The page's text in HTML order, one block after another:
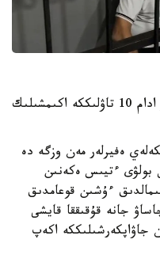
اتالعان قۇقىق بۇزۋشىلىق ءۇشىن ەر ادام 10 تاۋلىككە اكىمشىلىك
ەفيرلەر مەن وزگە دە
بولۋى ءتيىس ەكەنىن
ءۇشىن قوعامدىق
جانە قۇقىققا قايشى
جاۋاپكەرشىلىككە اكەپ